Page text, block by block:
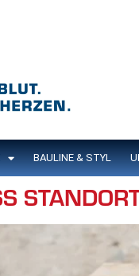
BAULINE & STYL